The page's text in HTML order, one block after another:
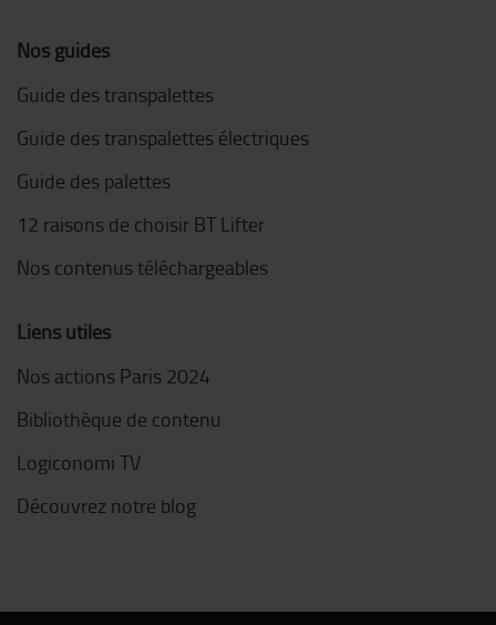
Nos guides
Guide des transpalettes
Guide des transpalettes électriques
Guide des palettes
12 raisons de choisir BT Lifter
Nos contenus téléchargeables
Liens utiles
Nos actions Paris 2024
Bibliothèque de contenu
Logiconomi TV
Découvrez notre blog